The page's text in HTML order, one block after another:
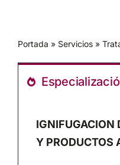
Portada » Servicios»
IGNIFUGACION
Y PRODUCTOS